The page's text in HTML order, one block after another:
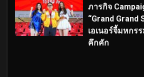
ภารกิจ
“Grand Grand
เอเนอร์จี้มหกร
คึกคัก